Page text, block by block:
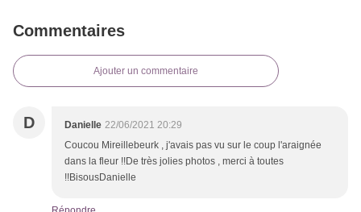
Commentaires
Ajouter un commentaire
D Danielle 22/06/2021 20:29
Coucou Mireillebeurk , j'avais pas vu sur le coup l'araignée
dans la fleur !!De très jolies photos , merci à toutes
!!BisousDanielle